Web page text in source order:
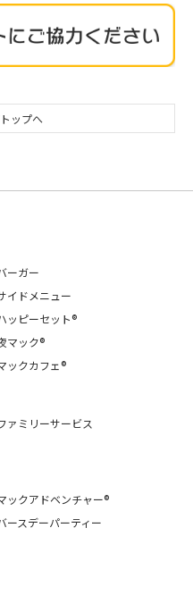
ップへ
ーガー
イドメニュー
ッピーセット®
マック®
ックカフェ®
ァミリーサービス
ックアドベンチャー®
ースデーパーティー